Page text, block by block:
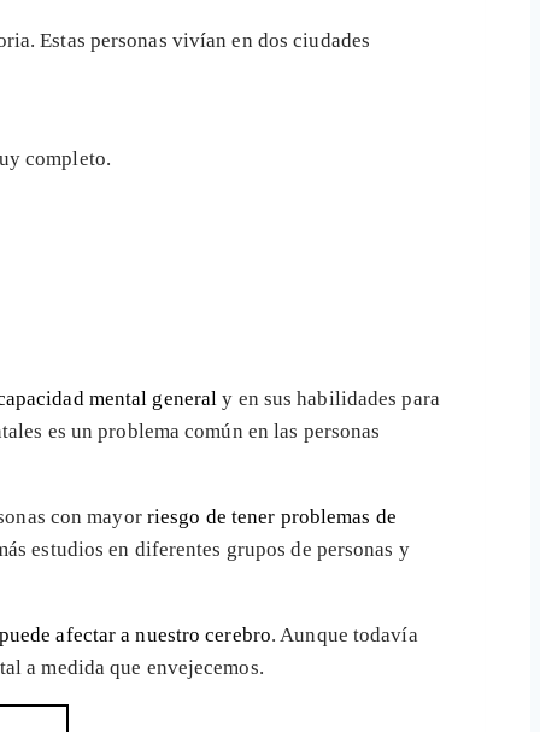
Estas personas vivían en dos ciudades
completo.
mental general y en sus habilidades para
es un problema común en las personas
con mayor riesgo de tener problemas de
estudios en diferentes grupos de personas y
afectar a nuestro cerebro. Aunque todavía
a medida que envejecemos.